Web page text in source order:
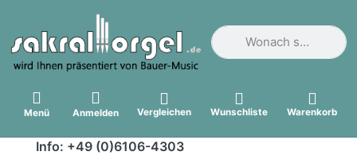
Geben Sie einen
Menü Anmelden Vergleichen Wunschliste Warenkorb
Info: +49 (0)6106-4303